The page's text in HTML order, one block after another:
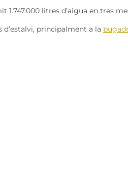
litres d’aigua en tres
d’estalvi, principalment a la